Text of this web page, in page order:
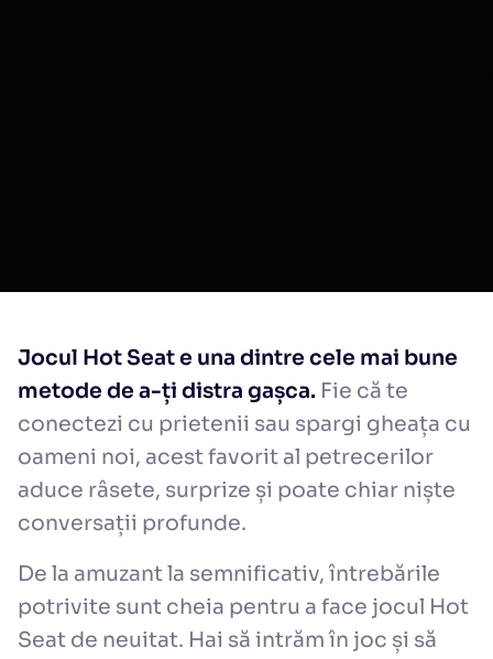
Jocul Hot Seat e una dintre cele mai bune
metode de a-ți distra gașca. Fie că te
conectezi cu prietenii sau spargi gheața cu
oameni noi, acest favorit al petrecerilor
aduce râsete, surprize și poate chiar niște
conversații profunde.
De la amuzant la semnificativ, întrebările
potrivite sunt cheia pentru a face jocul Hot
Seat de neuitat. Hai să intrăm în joc și să